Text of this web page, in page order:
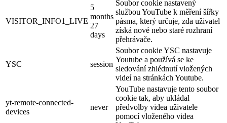
VISITOR_INFO1_LIVE
5
months
27
days
Soubor cookie nastavený
službou YouTube k měření šířky
pásma, který určuje, zda uživatel
získá nové nebo staré rozhraní
přehrávače.
YSC session
Soubor cookie YSC nastavuje
Youtube a používá se ke
sledování zhlédnutí vložených
videí na stránkách Youtube.
yt-remote-connected-
devices
never
YouTube nastavuje tento soubor
cookie tak, aby ukládal
předvolby videa uživatele
pomocí vloženého videa